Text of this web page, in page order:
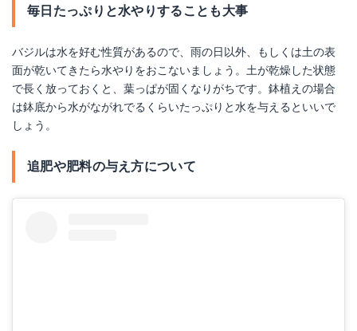
毎日たっぷりと水やりすることも大事
バジルは水を好む性質があるので、雨の日以外、もしくは土の表
面が乾いてきたら水やりをおこないましょう。土が乾燥した状態
で長く放っておくと、葉っぱが固くなりがちです。鉢植えの場合
は鉢底から水がながれでるくらいたっぷりと水を与えるといいで
しょう。
追肥や肥料の与え方について